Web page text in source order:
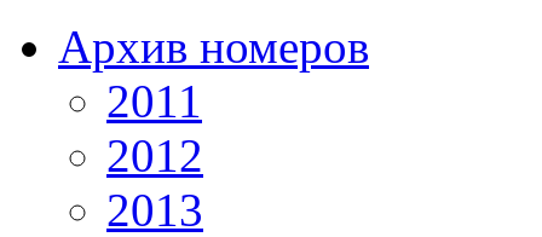
Архив номеров
2011
2012
2013